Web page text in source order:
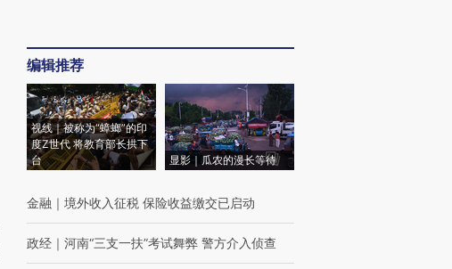
编辑推荐
视线｜被称为“蟑螂”的印
度Z世代 将教育部长拱下
台
显影｜瓜农的漫长等待
金融 ｜ 境外收入征税 保险收益缴交已启动
政经 ｜ 河南“三支一扶”考试舞弊 警方介入侦查